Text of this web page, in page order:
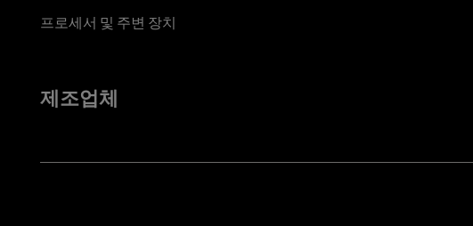
프로세서 및 주변 장치
제조업체